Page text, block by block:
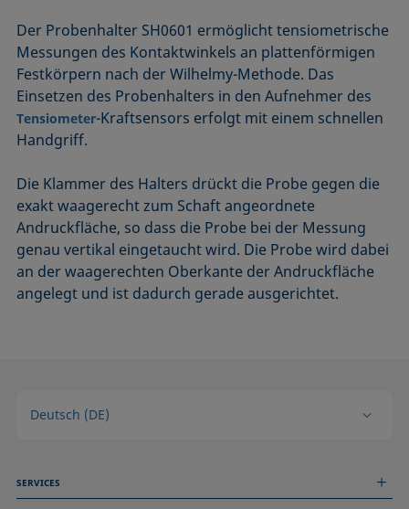
Der Probenhalter SH0601 ermöglicht tensiometrische
Messungen des Kontaktwinkels an plattenförmigen
Festkörpern nach der Wilhelmy-Methode. Das
Einsetzen des Probenhalters in den Aufnehmer des
Tensiometer-Kraftsensors erfolgt mit einem schnellen
Handgriff.
Die Klammer des Halters drückt die Probe gegen die
exakt waagerecht zum Schaft angeordnete
Andruckfläche, so dass die Probe bei der Messung
genau vertikal eingetaucht wird. Die Probe wird dabei
an der waagerechten Oberkante der Andruckfläche
angelegt und ist dadurch gerade ausgerichtet.
Deutsch (DE)
SERVICES